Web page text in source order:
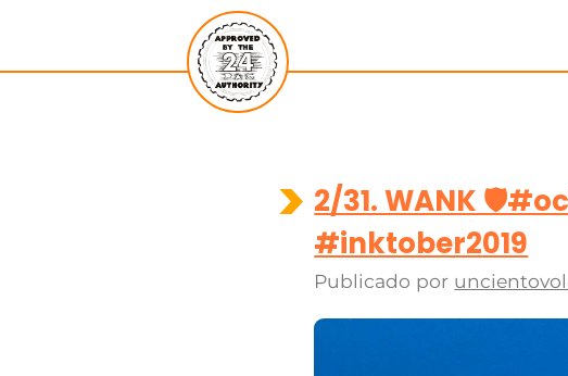
2/31. WANK
#inktober2019
Publicado por